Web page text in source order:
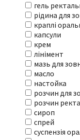
гель
рідина для
краплі
капсули
крем
лінімент
мазь для
масло
настойка
розчин для
розчин
сироп
спрей
суспензія